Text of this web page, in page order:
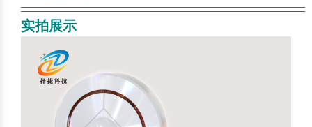
—————————————————————————
实拍展示